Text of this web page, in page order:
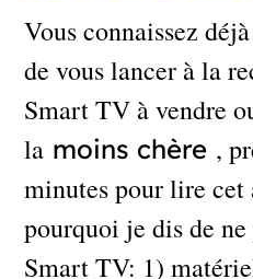
Vous connaissez
de vous lancer à la
Smart TV à vendre
la moins chère ,
minutes pour lire
pourquoi je dis de ne
Smart TV: 1)